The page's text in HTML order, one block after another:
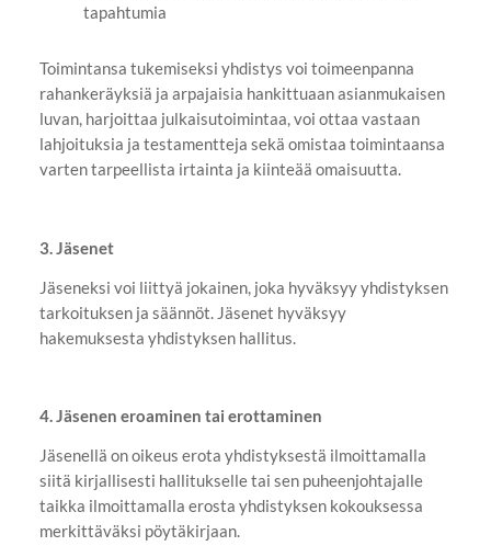
tapahtumia
Toimintansa tukemiseksi yhdistys voi toimeenpanna
rahankeräyksiä ja arpajaisia hankittuaan asianmukaisen
luvan, harjoittaa julkaisutoimintaa, voi ottaa vastaan
lahjoituksia ja testamentteja sekä omistaa toimintaansa
varten tarpeellista irtainta ja kiinteää omaisuutta.
3. Jäsenet
Jäseneksi voi liittyä jokainen, joka hyväksyy yhdistyksen
tarkoituksen ja säännöt. Jäsenet hyväksyy
hakemuksesta yhdistyksen hallitus.
4. Jäsenen eroaminen tai erottaminen
Jäsenellä on oikeus erota yhdistyksestä ilmoittamalla
siitä kirjallisesti hallitukselle tai sen puheenjohtajalle
taikka ilmoittamalla erosta yhdistyksen kokouksessa
merkittäväksi pöytäkirjaan.